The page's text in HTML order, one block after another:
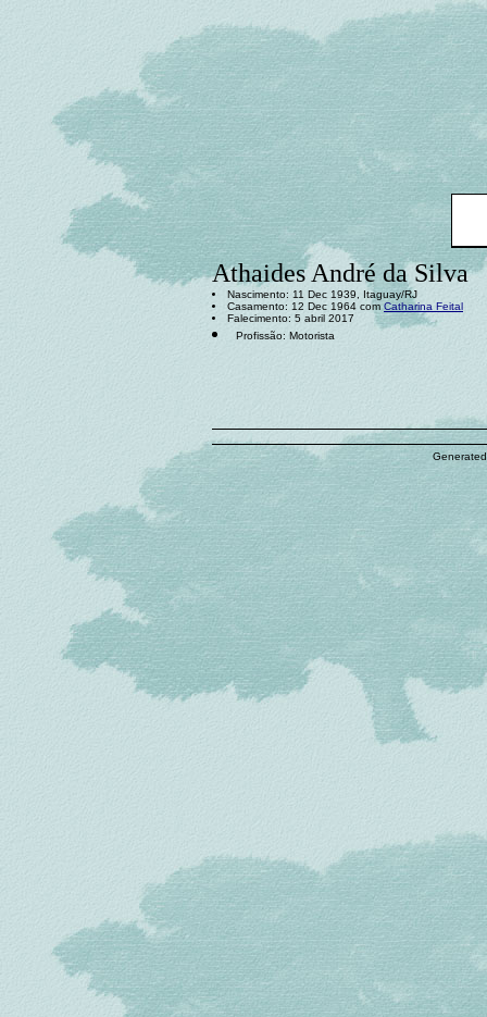
Athaides André da Silva
Nascimento: 11 Dec 1939, Itaguay/RJ
Casamento: 12 Dec 1964 com Catharina Feital
Falecimento: 5 abril 2017
Profissão: Motorista